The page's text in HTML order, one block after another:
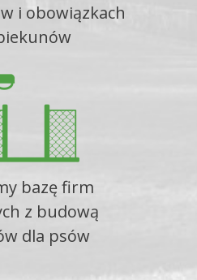
i obowiązkach
bazę firm
z budową
dla psów